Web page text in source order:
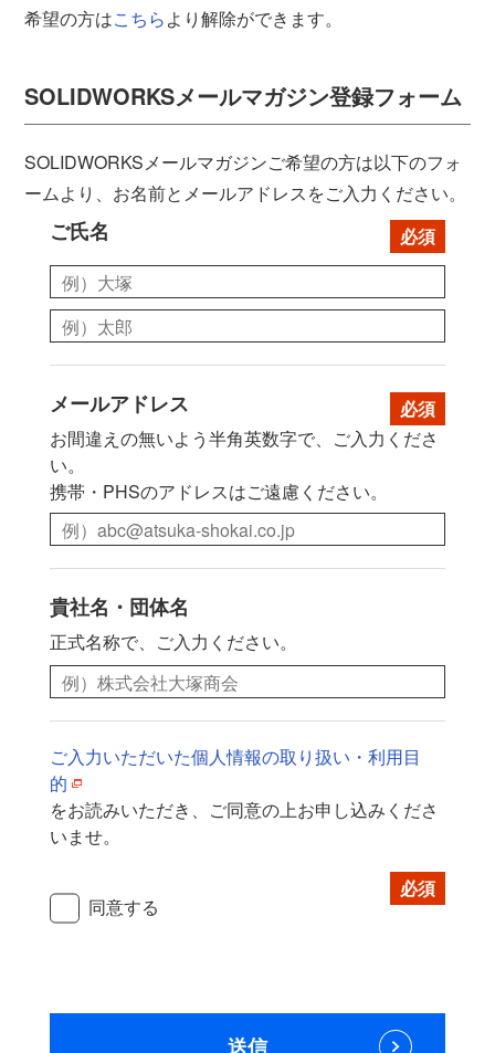
希望の方はこちら より解除ができます。
SOLIDWORKSメールマガジン登録フォーム
SOLIDWORKSメールマガジンご希望の方は以下のフォ
ームより、お名前とメールアドレスをご入力ください。
*
ご氏名
お間違えの無いよう半角英数字で、ご入力くださ
い。
携帯・PHSのアドレスはご遠慮ください。
*
メールアドレス
正式名称で、ご入力ください。
貴社名・団体名
ご入力いただいた個人情報の取り扱い・利用目
的
をお読みいただき、
ご同意の上お申し込みくださ
いませ。
*
同意する
送信